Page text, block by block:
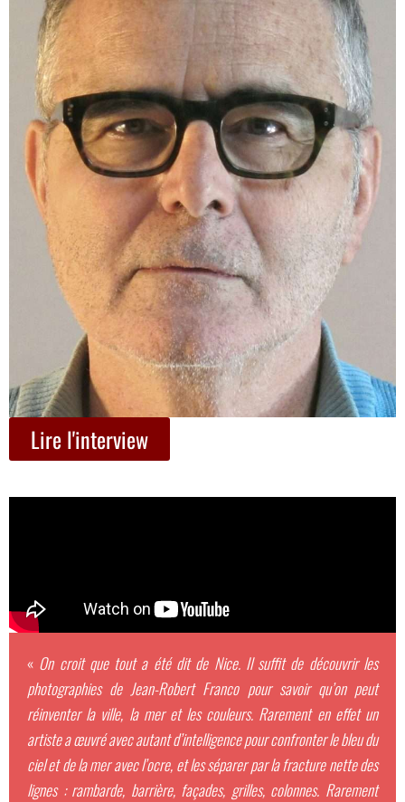
Lire l'interview
« On croit que tout a été dit de Nice. Il suffit de découvrir les
photographies de Jean-Robert Franco pour savoir qu’on peut
réinventer la ville, la mer et les couleurs. Rarement en effet un
artiste a œuvré avec autant d’intelligence pour confronter le bleu du
ciel et de la mer avec l’ocre, et les séparer par la fracture nette des
lignes : rambarde, barrière, façades, grilles, colonnes. Rarement